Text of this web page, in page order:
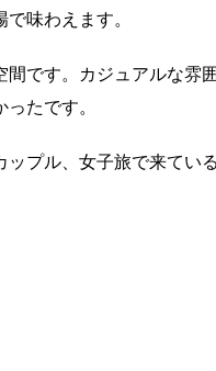
味わえます。
間です。カジュアルな雰
たです。
ップル、女子旅で来てい